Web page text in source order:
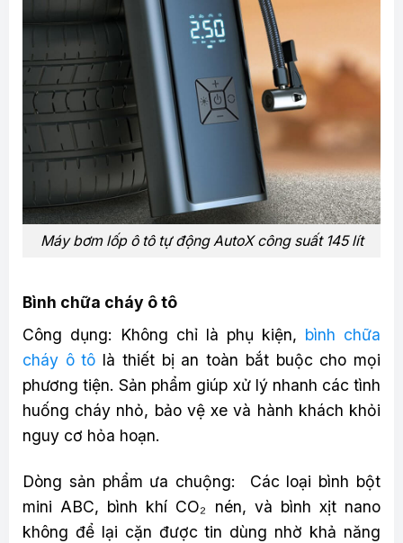
Máy bơm lốp ô tô tự động AutoX công suất 145 lít
Bình chữa cháy ô tô
Công dụng: Không chỉ là phụ kiện, bình chữa
cháy ô tô là thiết bị an toàn bắt buộc cho mọi
phương tiện. Sản phẩm giúp xử lý nhanh các tình
huống cháy nhỏ, bảo vệ xe và hành khách khỏi
nguy cơ hỏa hoạn.
Dòng sản phẩm ưa chuộng: Các loại bình bột
mini ABC, bình khí CO₂ nén, và bình xịt nano
không để lại cặn được tin dùng nhờ khả năng